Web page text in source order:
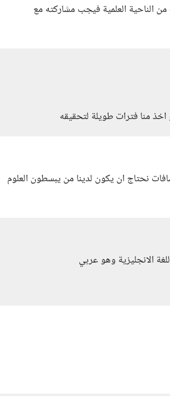
الناحية العلمية فيجب مشاركته مع
منا فترات طويلة لتحقيقه
نحتاج ان يكون لدينا من يبسطون العلوم
الانجليزية وهو عربي